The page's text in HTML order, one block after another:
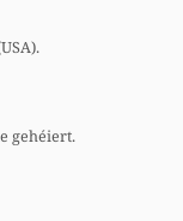
arrivés à
dernières
médians pris
gehéiert.